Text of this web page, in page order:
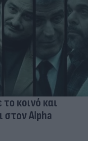
κοινό και
στον Alpha